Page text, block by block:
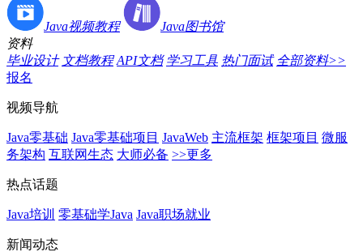
Java视频教程
Java图书馆
资料
毕业设计 文档教程 API文档 学习工具 热门面试 全部资料>>
报名
视频导航
Java零基础 Java零基础项目 JavaWeb 主流框架 框架项目 微服
务架构 互联网生态 大师必备 >>更多
热点话题
Java培训 零基础学Java Java职场就业
新闻动态